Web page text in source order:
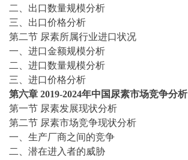
二、出口数量规模分析
三、出口价格分析
第二节 尿素所属行业进口状况
一、进口金额规模分析
二、进口数量规模分析
三、进口价格分析
第六章 2019-2024年中国 尿素市场竞争分析
第一节 尿素发展现状分析
第二节 尿素市场竞争现状分析
一、生产厂商之间的竞争
二、潜在进入者的威胁